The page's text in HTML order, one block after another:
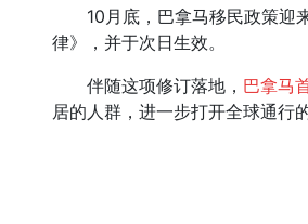
10月底，巴拿马移民政策迎
律》，并于次日生效。
伴随这项修订落地， 巴拿马
居的人群，进一步打开全球通行